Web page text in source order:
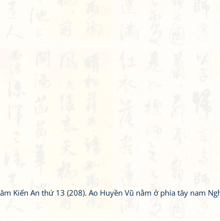
Kiến An thứ 13 (208). Ao Huyền Vũ nằm ở phía tây nam